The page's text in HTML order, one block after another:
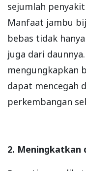
sejumlah
Manfaat jambu
bebas tidak
juga dari
mengungkapkan
dapat mencegah
perkembangan
2. Meningkatkan